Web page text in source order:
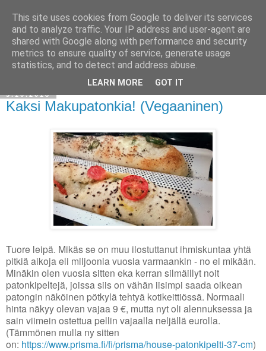
3.10.2018
Kaksi Makupatonkia! (Vegaaninen)
Tuore leipä. Mikäs se on muu ilostuttanut ihmiskuntaa yhtä
pitkiä aikoja eli miljoonia vuosia varmaankin - no ei mikään.
Minäkin olen vuosia sitten eka kerran silmäillyt noit
patonkipeltejä, joissa siis on vähän iisimpi saada oikean
patongin näköinen pötkylä tehtyä kotikeittiössä. Normaali
hinta näkyy olevan vajaa 9 €, mutta nyt oli alennuksessa ja
sain viimein ostettua pellin vajaalla neljällä eurolla.
(Tämmönen mulla ny sitten
on: https://www.prisma.fi/fi/prisma/house-patonkipelti-37-cm)
This site uses cookies from Google to deliver its services
and to analyze traffic. Your IP address and user-agent are
shared with Google along with performance and security
metrics to ensure quality of service, generate usage
statistics, and to detect and address abuse.
LEARN MORE GOT IT